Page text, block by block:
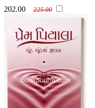
202.00 225.00